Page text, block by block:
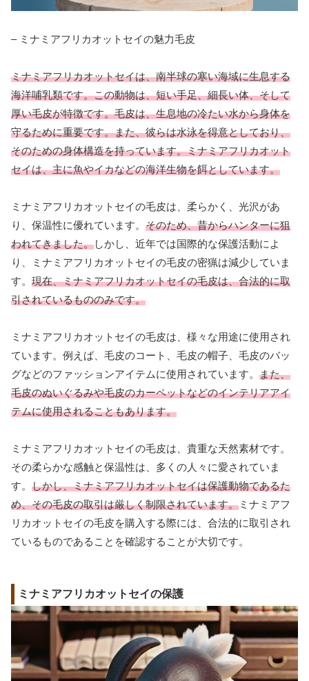
– ミナミアフリカオットセイの魅力毛皮
ミナミアフリカオットセイは、南半球の寒い海域に生息する
海洋哺乳類です。この動物は、短い手足、細長い体、そして
厚い毛皮が特徴です。毛皮は、生息地の冷たい水から身体を
守るために重要です。また、彼らは水泳を得意としており、
そのための身体構造を持っています。ミナミアフリカオット
セイは、主に魚やイカなどの海洋生物を餌としています。
ミナミアフリカオットセイの毛皮は、柔らかく、光沢があ
り、保温性に優れています。 そのため、昔からハンターに狙
われてきました。しかし、近年では国際的な保護活動によ
り、ミナミアフリカオットセイの毛皮の密猟は減少していま
す。 現在、ミナミアフリカオットセイの毛皮は、合法的に取
引されているもののみです。
ミナミアフリカオットセイの毛皮は、様々な用途に使用され
ています。例えば、毛皮のコート、毛皮の帽子、毛皮のバッ
グなどのファッションアイテムに使用されています。 また、
毛皮のぬいぐるみや毛皮のカーペットなどのインテリアアイ
テムに使用されることもあります。
ミナミアフリカオットセイの毛皮は、貴重な天然素材です。
その柔らかな感触と保温性は、多くの人々に愛されていま
す。 しかし、ミナミアフリカオットセイは保護動物であるた
め、その毛皮の取引は厳しく制限されています。ミナミアフ
リカオットセイの毛皮を購入する際には、合法的に取引され
ているものであることを確認することが大切です。
ミナミアフリカオットセイの保護